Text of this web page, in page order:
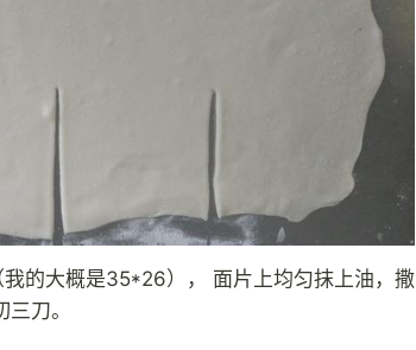
的大概是35*26）， 面片上均匀抹上油，撒
刀。